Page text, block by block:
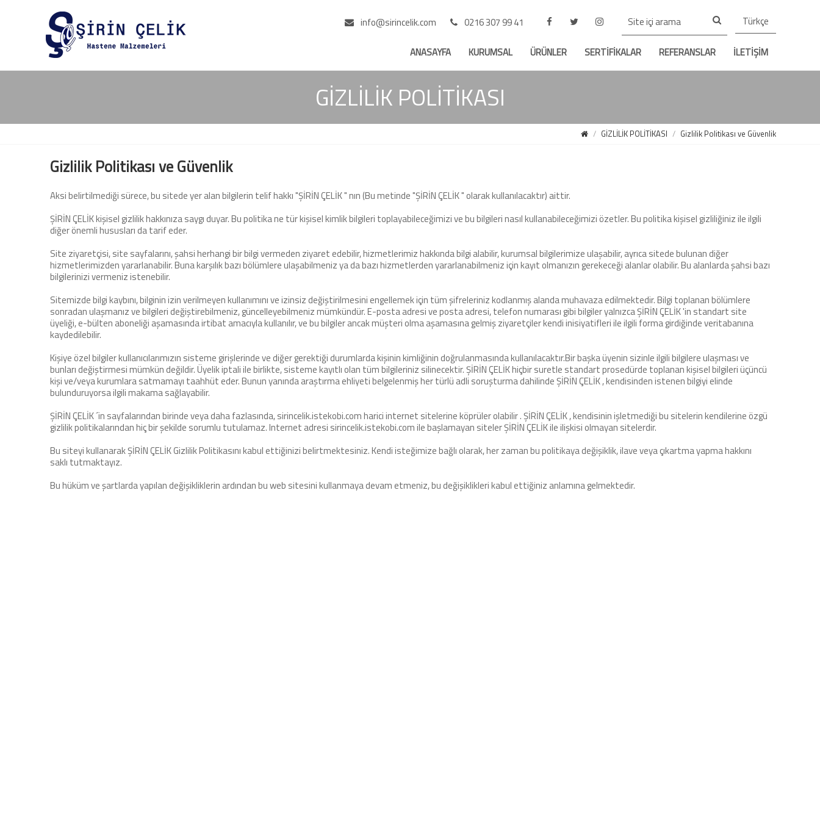
info@sirincelik.com 0216 307 99 41 Türkçe
ANASAYFA KURUMSAL ÜRÜNLER SERTİFİKALAR REFERANSLAR İLETİŞİM
GİZLİLİK POLİTİKASI
GİZLİLİK POLİTİKASI Gizlilik Politikası ve Güvenlik
Gizlilik Politikası ve Güvenlik
Aksi belirtilmediği sürece, bu sitede yer alan bilgilerin telif hakkı "ŞİRİN ÇELİK " nın (Bu metinde "ŞİRİN ÇELİK " olarak kullanılacaktır) aittir.
ŞİRİN ÇELİK kişisel gizlilik hakkınıza saygı duyar. Bu politika ne tür kişisel kimlik bilgileri toplayabileceğimizi ve bu bilgileri nasıl kullanabileceğimizi özetler. Bu politika kişisel gizliliğiniz ile ilgili
diğer önemli hususları da tarif eder.
Site ziyaretçisi, site sayfalarını, şahsi herhangi bir bilgi vermeden ziyaret edebilir, hizmetlerimiz hakkında bilgi alabilir, kurumsal bilgilerimize ulaşabilir, ayrıca sitede bulunan diğer
hizmetlerimizden yararlanabilir. Buna karşılık bazı bölümlere ulaşabilmeniz ya da bazı hizmetlerden yararlanabilmeniz için kayıt olmanızın gerekeceği alanlar olabilir. Bu alanlarda şahsi bazı
bilgilerinizi vermeniz istenebilir.
Sitemizde bilgi kaybını, bilginin izin verilmeyen kullanımını ve izinsiz değiştirilmesini engellemek için tüm şifreleriniz kodlanmış alanda muhavaza edilmektedir. Bilgi toplanan bölümlere
sonradan ulaşmanız ve bilgileri değiştirebilmeniz, güncelleyebilmeniz mümkündür. E-posta adresi ve posta adresi, telefon numarası gibi bilgiler yalnızca ŞİRİN ÇELİK 'in standart site
üyeliği, e-bülten aboneliği aşamasında irtibat amacıyla kullanılır, ve bu bilgiler ancak müşteri olma aşamasına gelmiş ziyaretçiler kendi inisiyatifleri ile ilgili forma girdiğinde veritabanına
kaydedilebilir.
Kişiye özel bilgiler kullanıcılarımızın sisteme girişlerinde ve diğer gerektiği durumlarda kişinin kimliğinin doğrulanmasında kullanılacaktır.Bir başka üyenin sizinle ilgili bilgilere ulaşması ve
bunları değiştirmesi mümkün değildir. Üyelik iptali ile birlikte, sisteme kayıtlı olan tüm bilgileriniz silinecektir. ŞİRİN ÇELİK hiçbir suretle standart prosedürde toplanan kişisel bilgileri üçüncü
kişi ve/veya kurumlara satmamayı taahhüt eder. Bunun yanında araştırma ehliyeti belgelenmiş her türlü adli soruşturma dahilinde ŞİRİN ÇELİK , kendisinden istenen bilgiyi elinde
bulunduruyorsa ilgili makama sağlayabilir.
ŞİRİN ÇELİK ´in sayfalarından birinde veya daha fazlasında, sirincelik.istekobi.com harici internet sitelerine köprüler olabilir . ŞİRİN ÇELİK , kendisinin işletmediği bu sitelerin kendilerine özgü
gizlilik politikalarından hiç bir şekilde sorumlu tutulamaz. Internet adresi sirincelik.istekobi.com ile başlamayan siteler ŞİRİN ÇELİK ile ilişkisi olmayan sitelerdir.
Bu siteyi kullanarak ŞİRİN ÇELİK Gizlilik Politikasını kabul ettiğinizi belirtmektesiniz. Kendi isteğimize bağlı olarak, her zaman bu politikaya değişiklik, ilave veya çıkartma yapma hakkını
saklı tutmaktayız.
Bu hüküm ve şartlarda yapılan değişikliklerin ardından bu web sitesini kullanmaya devam etmeniz, bu değişiklikleri kabul ettiğiniz anlamına gelmektedir.